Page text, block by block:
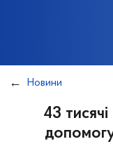
Новини
43